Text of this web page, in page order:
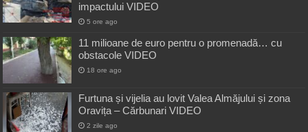
impactului VIDEO
5 ore ago
11 milioane de euro pentru o promenadă… cu
obstacole VIDEO
18 ore ago
Furtuna și vijelia au lovit Valea Almăjului și zona
Oravița – Cărbunari VIDEO
2 zile ago